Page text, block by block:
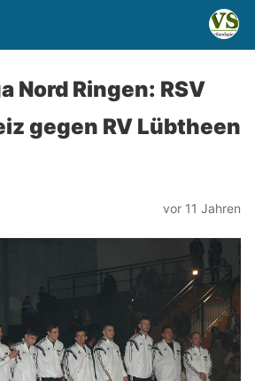
Nord Ringen: RSV
gegen RV Lübtheen
vor 11 Jahren